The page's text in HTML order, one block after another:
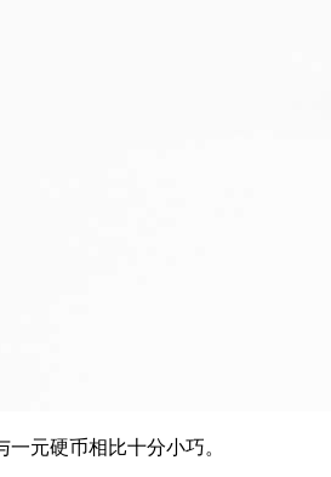
一元硬币相比十分小巧。